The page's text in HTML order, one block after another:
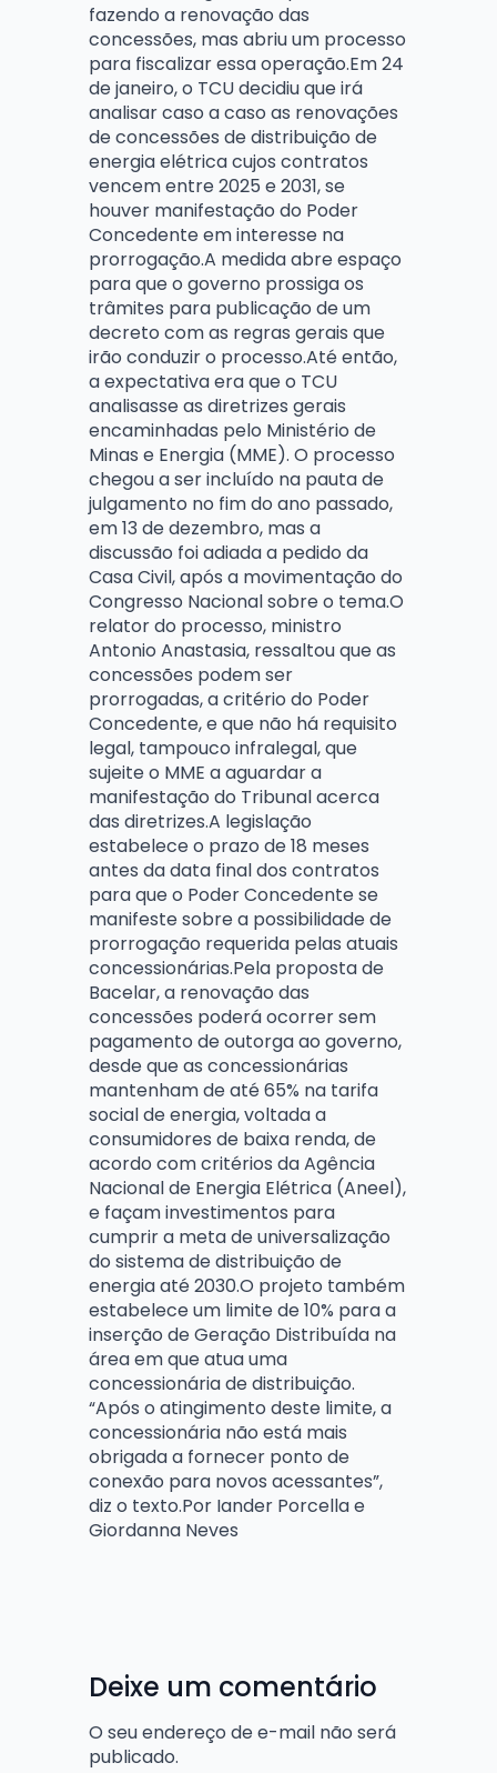
fazendo a renovação das
concessões, mas abriu um processo
para fiscalizar essa operação.Em 24
de janeiro, o TCU decidiu que irá
analisar caso a caso as renovações
de concessões de distribuição de
energia elétrica cujos contratos
vencem entre 2025 e 2031, se
houver manifestação do Poder
Concedente em interesse na
prorrogação.A medida abre espaço
para que o governo prossiga os
trâmites para publicação de um
decreto com as regras gerais que
irão conduzir o processo.Até então,
a expectativa era que o TCU
analisasse as diretrizes gerais
encaminhadas pelo Ministério de
Minas e Energia (MME). O processo
chegou a ser incluído na pauta de
julgamento no fim do ano passado,
em 13 de dezembro, mas a
discussão foi adiada a pedido da
Casa Civil, após a movimentação do
Congresso Nacional sobre o tema.O
relator do processo, ministro
Antonio Anastasia, ressaltou que as
concessões podem ser
prorrogadas, a critério do Poder
Concedente, e que não há requisito
legal, tampouco infralegal, que
sujeite o MME a aguardar a
manifestação do Tribunal acerca
das diretrizes.A legislação
estabelece o prazo de 18 meses
antes da data final dos contratos
para que o Poder Concedente se
manifeste sobre a possibilidade de
prorrogação requerida pelas atuais
concessionárias.Pela proposta de
Bacelar, a renovação das
concessões poderá ocorrer sem
pagamento de outorga ao governo,
desde que as concessionárias
mantenham de até 65% na tarifa
social de energia, voltada a
consumidores de baixa renda, de
acordo com critérios da Agência
Nacional de Energia Elétrica (Aneel),
e façam investimentos para
cumprir a meta de universalização
do sistema de distribuição de
energia até 2030.O projeto também
estabelece um limite de 10% para a
inserção de Geração Distribuída na
área em que atua uma
concessionária de distribuição.
“Após o atingimento deste limite, a
concessionária não está mais
obrigada a fornecer ponto de
conexão para novos acessantes”,
diz o texto.Por Iander Porcella e
Giordanna Neves
Deixe um comentário
O seu endereço de e-mail não será
publicado.